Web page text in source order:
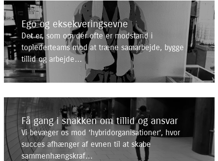
Ego og eksekveringsevne
Det er, som om der ofte er modstand i
toplederteams mod at træne samarbejde, bygge
tillid og arbejde…
Få gang i snakken om tillid og ansvar
Vi bevæger os mod ’hybridorganisationer’, hvor
succes afhænger af evnen til at skabe
sammenhængskraf…